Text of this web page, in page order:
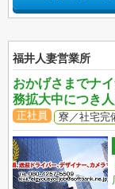
福井人妻営業所
おかげさまでナ
務拡大中につき人
正社員 寮／社宅完